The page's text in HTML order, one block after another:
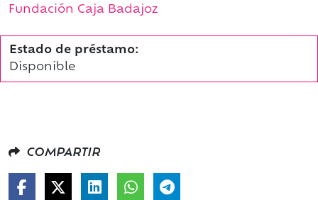
Fundación Caja Badajoz
Estado de préstamo:
Disponible
COMPARTIR